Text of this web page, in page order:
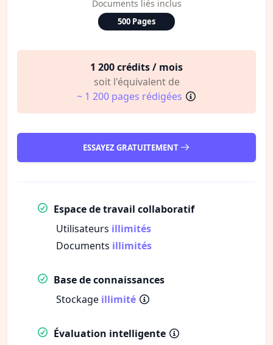
Documents liés inclus
500 Pages
1 200 crédits / mois
soit l'équivalent de
~ 1 200 pages rédigées
ESSAYEZ GRATUITEMENT
Espace de travail collaboratif
Utilisateurs illimités
Documents illimités
Base de connaissances
Stockage illimité
Évaluation intelligente